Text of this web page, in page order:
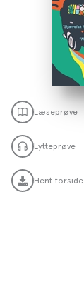
Læseprøve
Lytteprøve
Hent forside